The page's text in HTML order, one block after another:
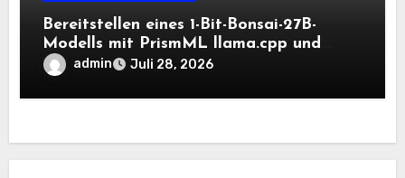
Bereitstellen eines 1-Bit-Bonsai-27B-
Modells mit PrismML llama.cpp und
OpenAI-kompatiblen lokalen Inferenz-
Workflows
admin Juli 28, 2026